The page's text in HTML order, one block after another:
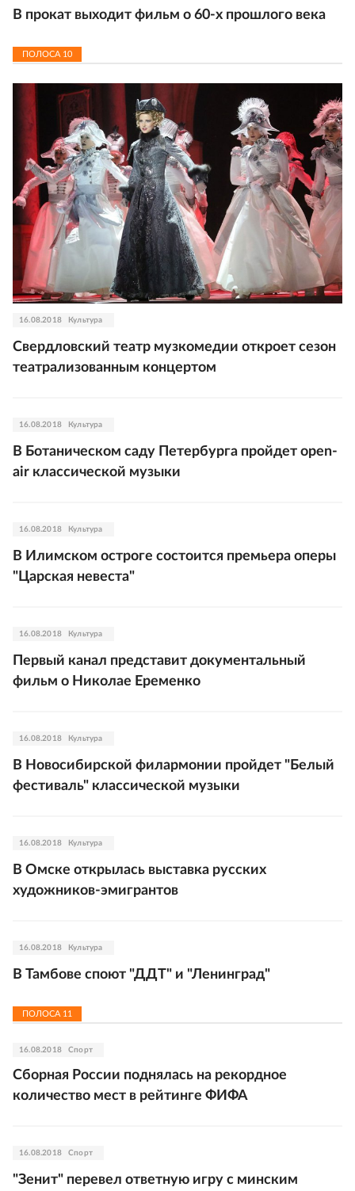
В прокат выходит фильм о 60-х прошлого века
ПОЛОСА 10
16.08.2018 Культура
Свердловский театр музкомедии откроет сезон
театрализованным концертом
16.08.2018 Культура
В Ботаническом саду Петербурга пройдет open-
air классической музыки
16.08.2018 Культура
В Илимском остроге состоится премьера оперы
"Царская невеста"
16.08.2018 Культура
Первый канал представит документальный
фильм о Николае Еременко
16.08.2018 Культура
В Новосибирской филармонии пройдет "Белый
фестиваль" классической музыки
16.08.2018 Культура
В Омске открылась выставка русских
художников-эмигрантов
16.08.2018 Культура
В Тамбове споют "ДДТ" и "Ленинград"
ПОЛОСА 11
16.08.2018 Спорт
Сборная России поднялась на рекордное
количество мест в рейтинге ФИФА
16.08.2018 Спорт
"Зенит" перевел ответную игру с минским